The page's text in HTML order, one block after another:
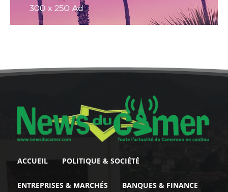
ACCUEIL POLITIQUE & SOCIÉTÉ
ENTREPRISES & MARCHÉS BANQUES & FINANCE